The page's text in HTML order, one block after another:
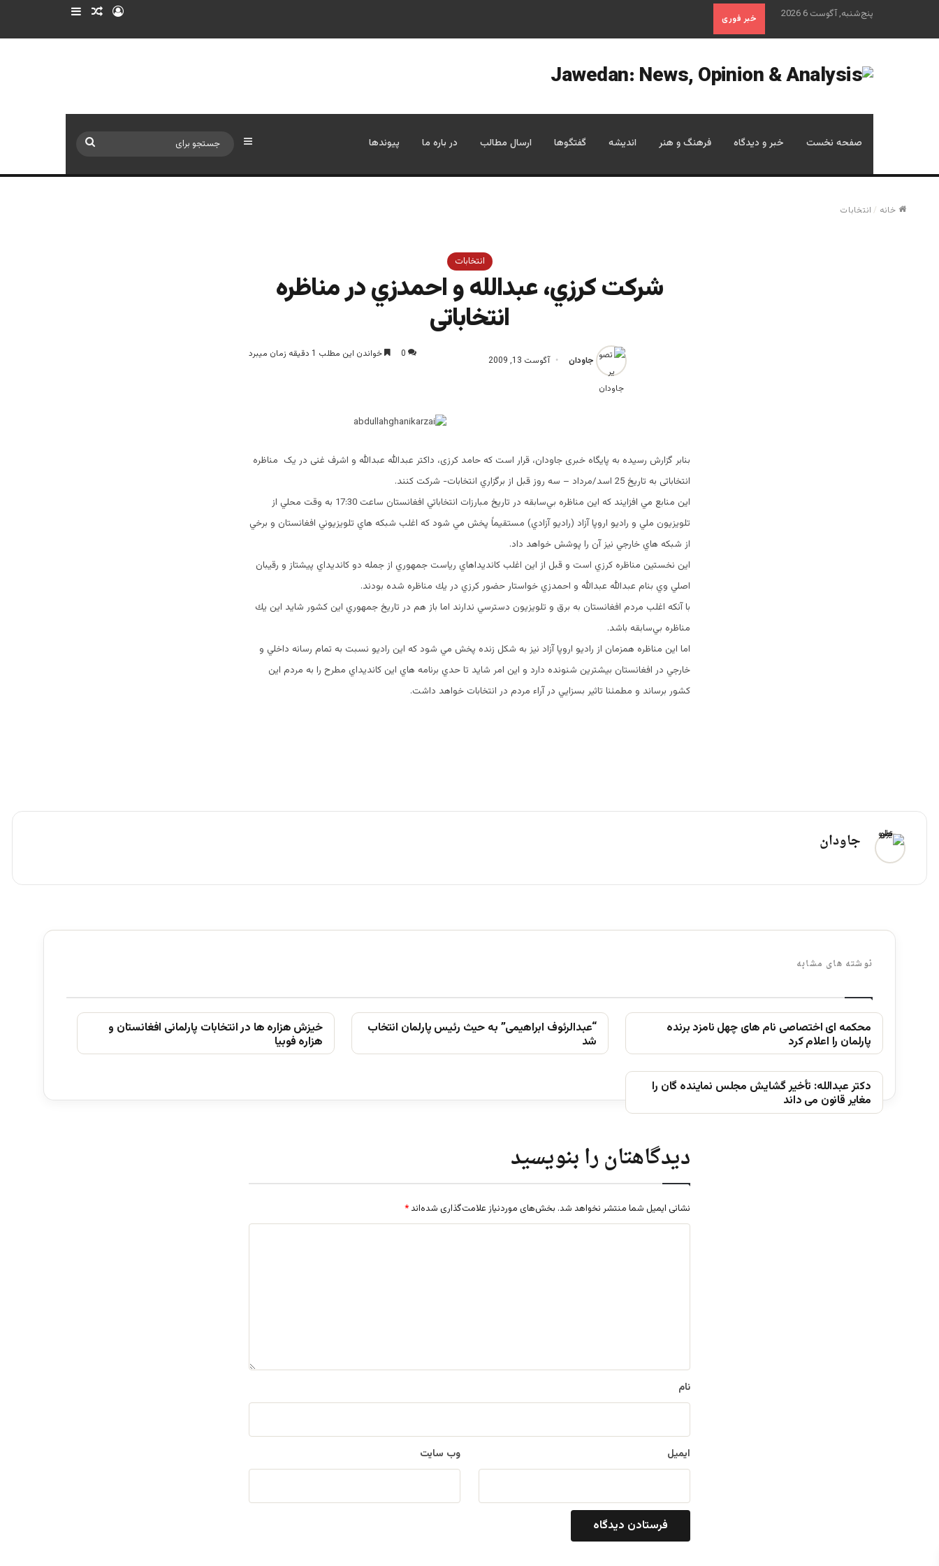
پنج‌شنبه, آگوست 6 2026 خبر فوری ورود نوشته تصادفی
صفحه نخست خبر و دیدگاه فرهنگ و هنر اندیشه گفتگوها ارسال مطالب در باره ما پیوندها سایدبار
خانه / انتخابات
انتخابات
شركت كرزي، عبدالله و احمدزي در مناظره
انتخاباتی
جاودان آگوست 13, 2009
0 خواندن این مطلب 1 دقیقه زمان میبرد
بنابر گزارش رسیده به پایگاه خبری جاودان، قرار است که حامد کرزی، داکتر عبدالله عبدالله و اشرف غنی در یک مناظره
انتخاباتی به تاريخ 25 اسد/مرداد – سه روز قبل از برگزاري انتخابات- شرکت کنند.
اين منابع مي افزايند كه اين مناظره بي‌سابقه در تاريخ مبارزات انتخاباتي افغانستان ساعت 17:30 به وقت محلي از
تلويزيون ملي و راديو اروپا آزاد (راديو آزادي) مستقيماً پخش مي شود كه اغلب شبكه هاي تلويزيوني افغانستان و برخي
از شبكه هاي خارجي نيز آن را پوشش خواهد داد.
اين نخستين مناظره كرزي است و قبل از اين اغلب كانديداهاي رياست جمهوري از جمله دو كانديداي پيشتاز و رقيبان
اصلي وي بنام عبدالله عبدالله و احمدزي خواستار حضور كرزي در يك مناظره شده بودند.
با آنكه اغلب مردم افغانستان به برق و تلويزيون دسترسي ندارند اما باز هم در تاريخ جمهوري اين كشور شايد اين يك
مناظره بي‌سابقه باشد.
اما اين مناظره همزمان از راديو اروپا آزاد نيز به شكل زنده پخش مي شود كه اين راديو نسبت به تمام رسانه داخلي و
خارجي در افغانستان بيشترين شنونده دارد و اين امر شايد تا حدي برنامه هاي اين كانديداي مطرح را به مردم اين
كشور برساند و مطمئنا تاثير بسزايي در آراء مردم در انتخابات خواهد داشت.
جاودان
نوشته های مشابه
محکمه ای اختصاصی نام های چهل نامزد برنده
پارلمان را اعلام کرد
“عبدالرئوف ابراهیمی” به حیث رئیس پارلمان انتخاب
شد
خیزش ھزاره ھا در انتخابات پارلمانی افغانستان و
ھزاره فوبیا
دکتر عبدالله: تأخیر گشایش مجلس نماینده گان را
مغایر قانون می داند
دیدگاهتان را بنویسید
نشانی ایمیل شما منتشر نخواهد شد. بخش‌های موردنیاز علامت‌گذاری شده‌اند *
نام
ایمیل وب‌ سایت